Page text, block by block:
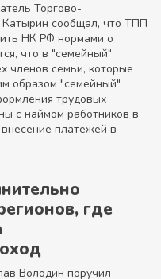
Торгово-
сообщал, что ТПП
НК РФ нормами о
что в "семейный"
членов семьи, которые
образом "семейный"
трудовых
с наймом работников в
платежей в
где
Володин поручил